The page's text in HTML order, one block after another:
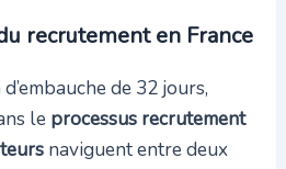
recrutement en France
de 32 jours,
le processus recrutement
naviguent entre deux